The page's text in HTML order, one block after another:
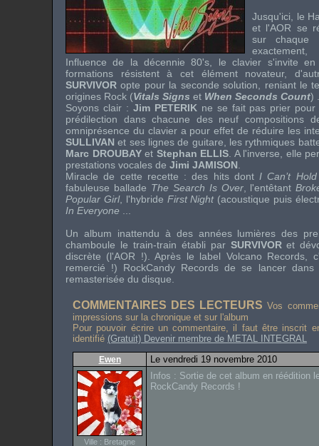
Jusqu'ici, le
et l'AOR se
sur chaque
Influence de la décennie 80's, le clavier s'invite en
formations résistent à cet élément novateur,
SURVIVOR opte pour la seconde solution, reniant le
origines Rock (Vitals Signs et When Seconds Count) .
Soyons clair : Jim PETERIK ne se fait pas prier
prédilection dans chacune des neuf compositions
omniprésence du clavier a pour effet de réduire les
SULLIVAN et ses lignes de guitare, les rythmiques
Marc DROUBAYet Stephan ELLIS . A l'inverse, elle
prestations vocales de Jimi JAMISON
Miracle de cette recette : des hitsdont I Can’t
fabuleuse ballade The Search Is Over, l'entêtant
Popular Girl, l'hybride First Night(acoustique puis
In Everyone
Un album inattendu à des années lumières des
chamboule le train-train établi par SURVIVORet
discrète (l'AOR !). Après le label Volcano Records ,
remercié !) RockCandy Records de se lancer dans
remasterisée du disque.
COMMENTAIRES DES LECTEURS Vos
impressions sur la chronique et sur l'album
Pour pouvoir écrire un commentaire, il faut être inscrit
identifié (Gratuit) Devenir membre de METAL INTEGRAL
Ewen Le vendredi 19 novembre 2010
Ville : Bretagne
Infos : Sortie de cet album en réédition
RockCandy Records !